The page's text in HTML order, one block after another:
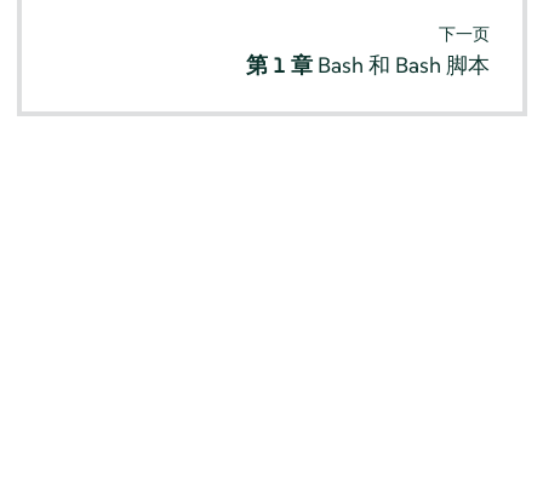
下一页
第 1 章 Bash 和 Bash 脚本